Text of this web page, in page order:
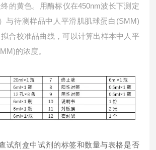
的黄色。用酶标仪在450nm波长下测定
与待测样品中人平滑肌肌球蛋白(SMM)
合校准品曲线，可以计算出样本中 人平
的浓度。
试剂盒中试剂的标签和数量与表格是否